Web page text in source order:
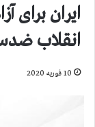
ایران برای
انقلاب
10 فوریه 2020